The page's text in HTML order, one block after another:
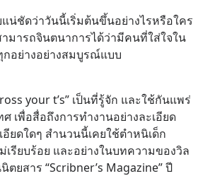
แน่ชัดว่าวันนี้เริ่มต้นขึ้นอย่างไรหรือใคร
ามารถจินตนาการได้ว่ามีคนที่ใส่ใจใน
กอย่างอย่างสมบูรณ์แบบ
your t’s” เป็นที่รู้จัก และใช้กันแพร่
เพื่อสื่อถึงการทำงานอย่างละเอียด
ยดใดๆ สำนวนนี้เคยใช้ตำหนิเด็ก
เรียบร้อย และอย่างในบทความของวิล
ตยสาร “Scribner’s Magazine” ปี